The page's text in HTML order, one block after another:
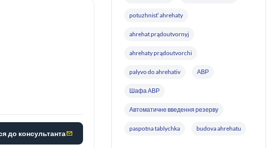
до консультанта
potuzhnistʹ ahrehaty
ahrehat prądoutvornyj
ahrehaty prądoutvorchi
palyvo do ahrehativ АВР
Шафа АВР
Автоматичне введення резерву
paspotna tablychka budova ahrehatu